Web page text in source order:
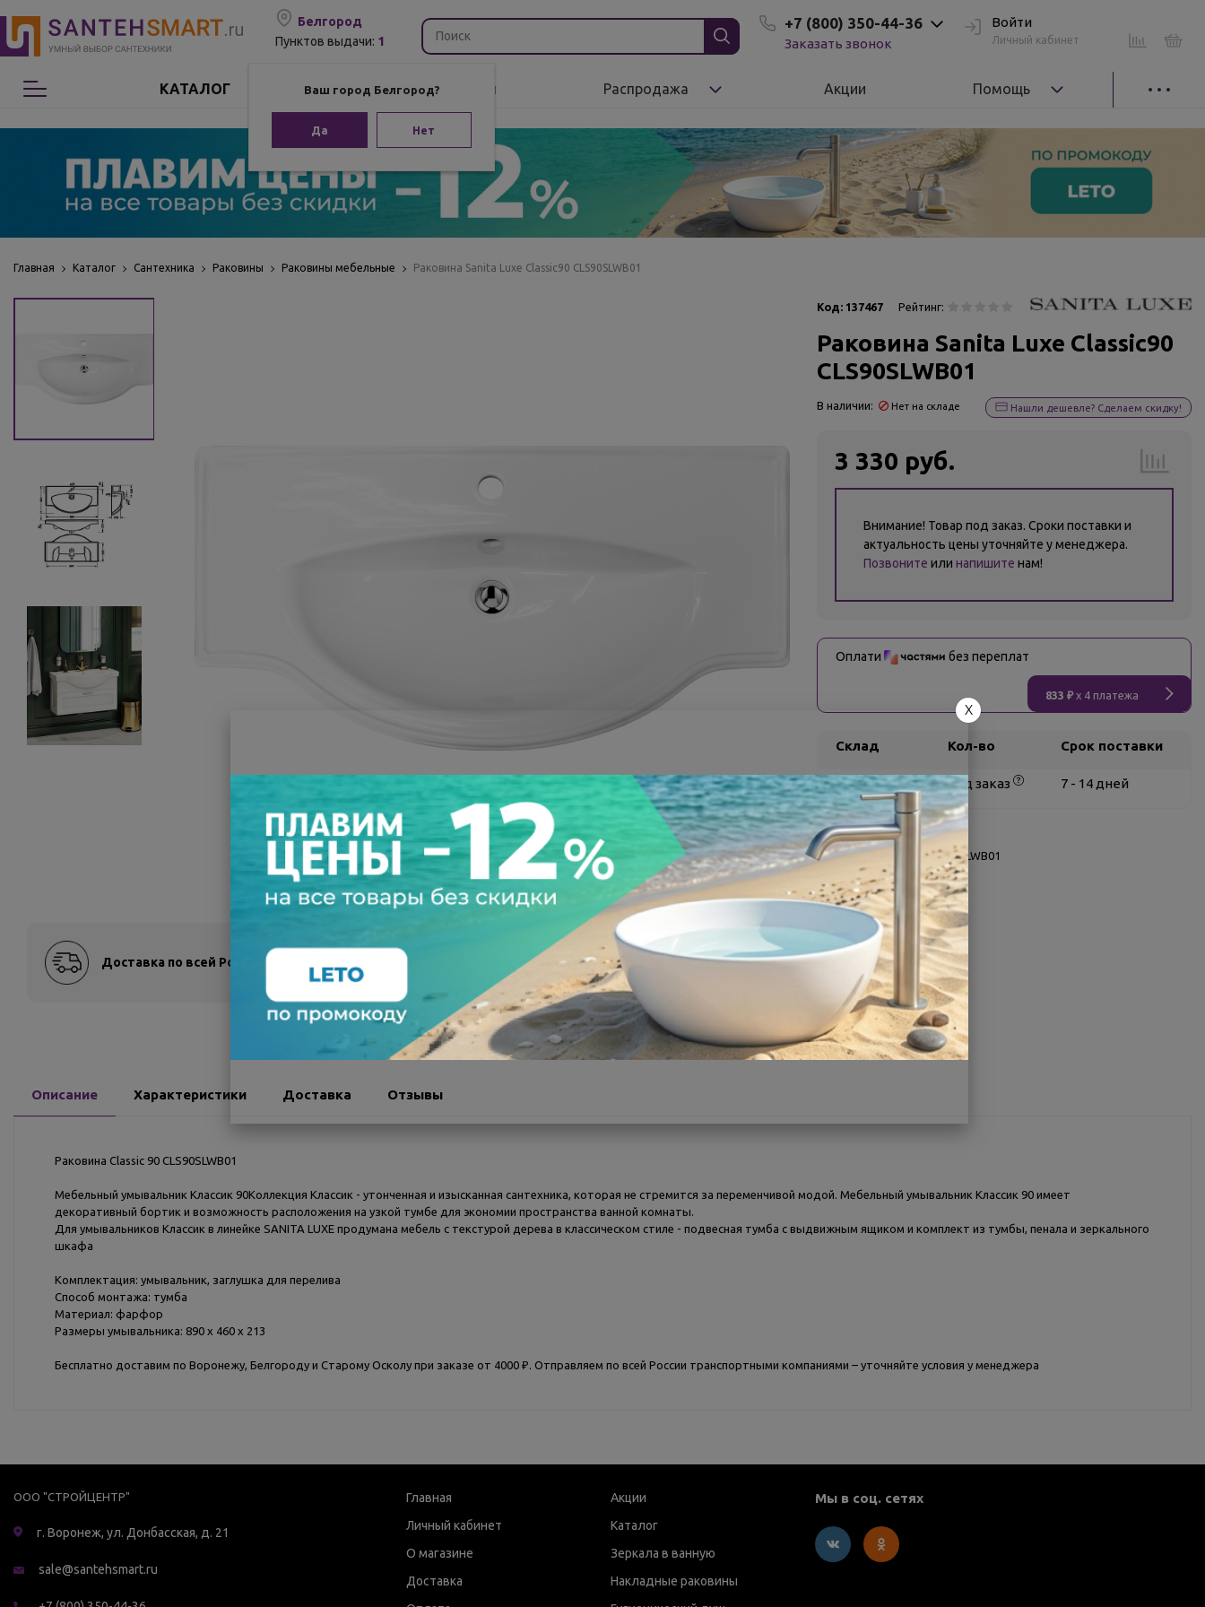
Белгород
Пунктов выдачи: 1
Ваш город Белгород?
Да Нет
+7 (800) 350-44-36
Заказать звонок
Войти
Личный кабинет
КАТАЛОГ
Сантехника
Мебель для ванной
Аксессуары для ванной
Комплектующие
Бренды Распродажа Акции Помощь
Главная Каталог Сантехника Раковины Раковины мебельные Раковина Sanita Luxe Classic90 CLS90SLWB01
Доставка по всей России Оплата после осмотра Всегда низкие цены
Код: 137467 Рейтинг:
Раковина Sanita Luxe Classic90
CLS90SLWB01
В наличии: Нет на складе Нашли дешевле? Сделаем скидку!
3 330 руб.
Внимание! Товар под заказ. Сроки поставки и
актуальность цены уточняйте у менеджера.
Позвоните или напишите нам!
Оплати без переплат
833 ₽x 4 платежа
Склад Кол-во Срок поставки
Белгород под заказ 7 - 14 дней
О товаре
Заводской артикул:
CLS90SLWB01
Производитель:
Sanita Luxe
Страна: Россия
Другие характеристики
Поделиться
Описание Характеристики Доставка Отзывы
Раковина Classic 90 CLS90SLWB01
Мебельный умывальник Классик 90Коллекция Классик - утонченная и изысканная сантехника, которая не стремится за переменчивой модой. Мебельный умывальник Классик 90 имеет
декоративный бортик и возможность расположения на узкой тумбе для экономии пространства ванной комнаты.
Для умывальников Классик в линейке SANITA LUXE продумана мебель с текстурой дерева в классическом стиле - подвесная тумба с выдвижным ящиком и комплект из тумбы, пенала и зеркального
шкафа
Комплектация: умывальник, заглушка для перелива
Способ монтажа: тумба
Материал: фарфор
Размеры умывальника: 890 x 460 х 213
Бесплатно доставим по Воронежу, Белгороду и Старому Осколу при заказе от 4000 ₽. Отправляем по всей России транспортными компаниями – уточняйте условия у менеджера
ООО "СТРОЙЦЕНТР"
г. Воронеж, ул. Донбасская, д. 21
sale@santehsmart.ru
Главная
Личный кабинет
О магазине
Доставка
Акции
Каталог
Зеркала в ванную
Накладные раковины
Мы в соц. сетях
X